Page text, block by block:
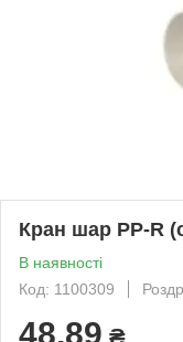
Кран шар PP-R
В наявності
Код: 1100309
48,89